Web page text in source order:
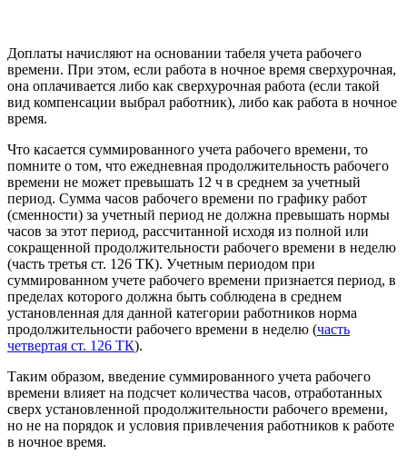
Доплаты начисляют на основании табеля учета рабочего
времени. При этом, если работа в ночное время сверхурочная,
она оплачивается либо как сверхурочная работа (если такой
вид компенсации выбрал работник), либо как работа в ночное
время.
Что касается суммированного учета рабочего времени, то
помните о том, что ежедневная продолжительность рабочего
времени не может превышать 12 ч в среднем за учетный
период. Сумма часов рабочего времени по графику работ
(сменности) за учетный период не должна превышать нормы
часов за этот период, рассчитанной исходя из полной или
сокращенной продолжительности рабочего времени в неделю
(часть третья ст. 126 ТК). Учетным периодом при
суммированном учете рабочего времени признается период, в
пределах которого должна быть соблюдена в среднем
установленная для данной категории работников норма
продолжительности рабочего времени в неделю (часть
четвертая ст. 126 ТК).
Таким образом, введение суммированного учета рабочего
времени влияет на подсчет количества часов, отработанных
сверх установленной продолжительности рабочего времени,
но не на порядок и условия привлечения работников к работе
в ночное время.